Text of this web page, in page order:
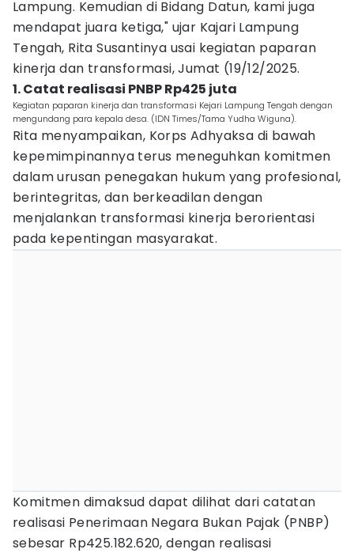
Lampung. Kemudian di Bidang Datun, kami juga
mendapat juara ketiga," ujar Kajari Lampung
Tengah, Rita Susantinya usai kegiatan paparan
kinerja dan transformasi, Jumat (19/12/2025.
1. Catat realisasi PNBP Rp425 juta
Kegiatan paparan kinerja dan transformasi Kejari Lampung Tengah dengan
mengundang para kepala desa. (IDN Times/Tama Yudha Wiguna).
Rita menyampaikan, Korps Adhyaksa di bawah
kepemimpinannya terus meneguhkan komitmen
dalam urusan penegakan hukum yang profesional,
berintegritas, dan berkeadilan dengan
menjalankan transformasi kinerja berorientasi
pada kepentingan masyarakat.
Komitmen dimaksud dapat dilihat dari catatan
realisasi Penerimaan Negara Bukan Pajak (PNBP)
sebesar Rp425.182.620, dengan realisasi